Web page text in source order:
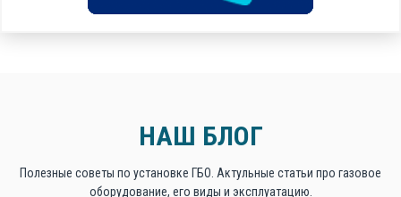
НАШ БЛОГ
Полезные советы по установке ГБО. Актульные статьи про газовое
оборудование, его виды и эксплуатацию.